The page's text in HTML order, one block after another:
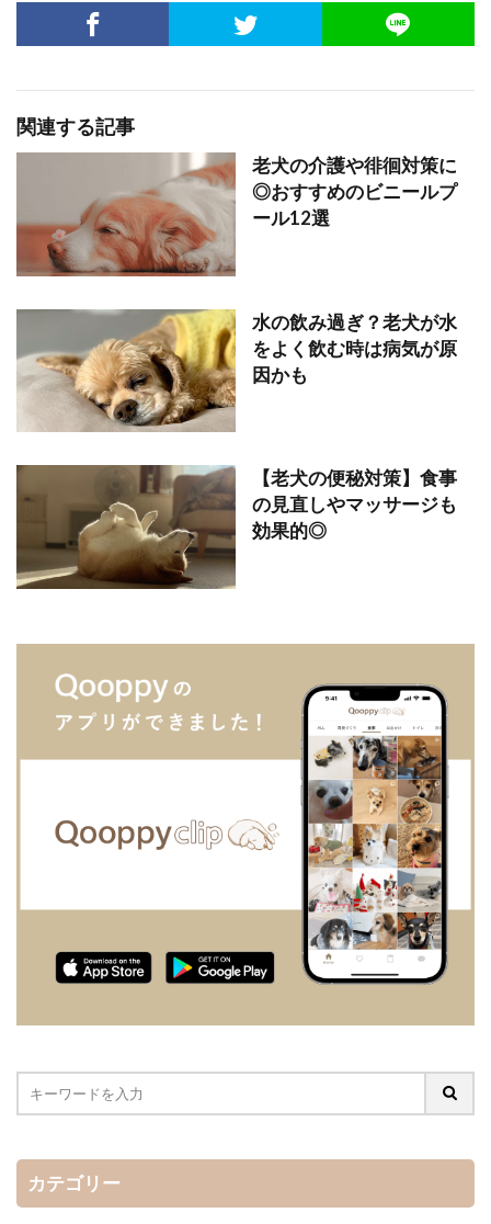
関連する記事
老犬の介護や徘徊対策に
◎おすすめのビニールプ
ール12選
水の飲み過ぎ？老犬が水
をよく飲む時は病気が原
因かも
【老犬の便秘対策】食事
の見直しやマッサージも
効果的◎
カテゴリー